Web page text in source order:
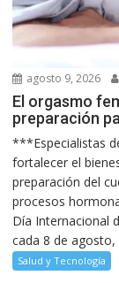
agosto 9, 2026
El orgasmo
preparación
***Especialistas
fortalecer el
preparación del
procesos
Día Internacional
cada 8 de agosto,
Salud y Tecnología